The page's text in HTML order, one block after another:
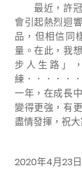
最近，許冠
會引起熱烈迴
品，但相信同
量。在此，我
步人生路」
練．．．．．
一年，在成長
變得更強，有
盡情發揮，祝大
2020年4月23日